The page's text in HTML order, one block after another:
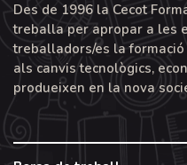
Des de 1996 la Cecot
treballa per apropar a les
treballadors/es la
als canvis tecnològics,
produeixen en la nova